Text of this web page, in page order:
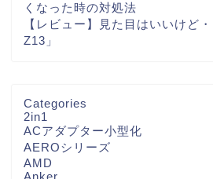
くなった時の対処法
【レビュー】見た目はいいけど
Z13」
Categories
2in1
ACアダプター小型化
AEROシリーズ
AMD